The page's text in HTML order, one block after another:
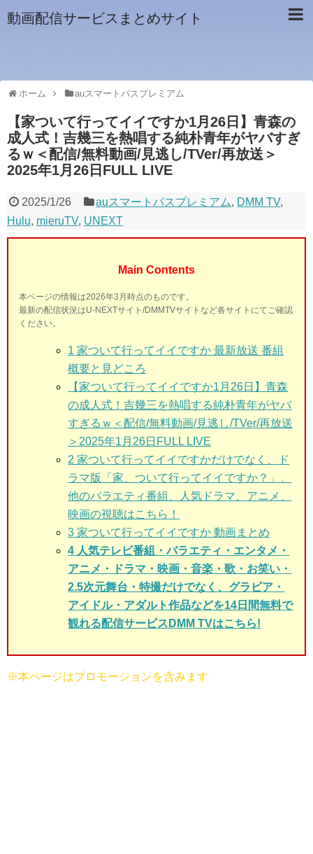
動画配信サービスまとめサイト
ホーム auスマートパスプレミアム
【家ついて行ってイイですか1月26日】青森の
成人式！吉幾三を熱唱する純朴青年がヤバすぎ
るｗ＜配信/無料動画/見逃し/TVer/再放送＞
2025年1月26日FULL LIVE
2025/1/26 auスマートパスプレミアム, DMM TV,
Hulu, mieruTV, UNEXT
Main Contents
本ページの情報は2026年3月時点のものです。
最新の配信状況はU-NEXTサイト/DMMTVサイトなど各サイトにてご確認
ください。
1 家ついて行ってイイですか 最新放送 番組
概要と見どころ
【家ついて行ってイイですか1月26日】青森
の成人式！吉幾三を熱唱する純朴青年がヤバ
すぎるｗ＜配信/無料動画/見逃し/TVer/再放送
＞2025年1月26日FULL LIVE
2 家ついて行ってイイですかだけでなく、ド
ラマ版「家、ついて行ってイイですか？」、
他のバラエティ番組、人気ドラマ、アニメ、
映画の視聴はこちら！
3 家ついて行ってイイですか 動画まとめ
4 人気テレビ番組・バラエティ・エンタメ・
アニメ・ドラマ・映画・音楽・歌・お笑い・
2.5次元舞台・特撮だけでなく、グラビア・
アイドル・アダルト作品などを14日間無料で
観れる配信サービスDMM TVはこちら!
※本ページはプロモーションを含みます